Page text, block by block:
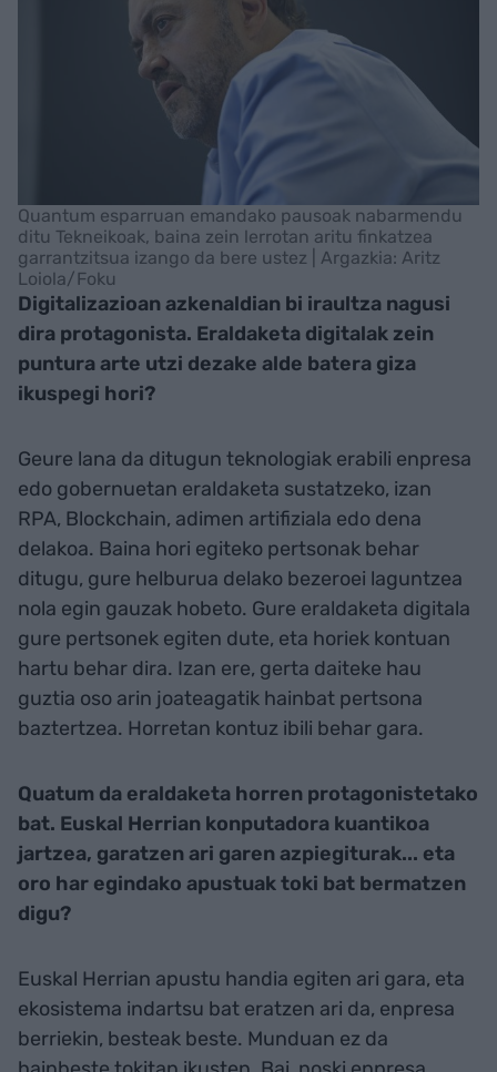
Quantum esparruan emandako pausoak nabarmendu
ditu Tekneikoak, baina zein lerrotan aritu finkatzea
garrantzitsua izango da bere ustez | Argazkia: Aritz
Loiola/Foku
Digitalizazioan azkenaldian bi iraultza nagusi
dira protagonista. Eraldaketa digitalak zein
puntura arte utzi dezake alde batera giza
ikuspegi hori?
Geure lana da ditugun teknologiak erabili enpresa
edo gobernuetan eraldaketa sustatzeko, izan
RPA, Blockchain, adimen artifiziala edo dena
delakoa. Baina hori egiteko pertsonak behar
ditugu, gure helburua delako bezeroei laguntzea
nola egin gauzak hobeto. Gure eraldaketa digitala
gure pertsonek egiten dute, eta horiek kontuan
hartu behar dira. Izan ere, gerta daiteke hau
guztia oso arin joateagatik hainbat pertsona
baztertzea. Horretan kontuz ibili behar gara.
Quatum da eraldaketa horren protagonistetako
bat. Euskal Herrian konputadora kuantikoa
jartzea, garatzen ari garen azpiegiturak... eta
oro har egindako apustuak toki bat bermatzen
digu?
Euskal Herrian apustu handia egiten ari gara, eta
ekosistema indartsu bat eratzen ari da, enpresa
berriekin, besteak beste. Munduan ez da